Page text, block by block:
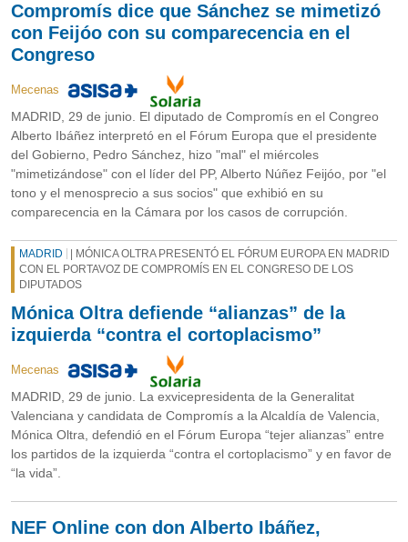
Compromís dice que Sánchez se mimetizó
con Feijóo con su comparecencia en el
Congreso
Mecenas
MADRID, 29 de junio. El diputado de Compromís en el Congreo
Alberto Ibáñez interpretó en el Fórum Europa que el presidente
del Gobierno, Pedro Sánchez, hizo "mal" el miércoles
"mimetizándose" con el líder del PP, Alberto Núñez Feijóo, por "el
tono y el menosprecio a sus socios" que exhibió en su
comparecencia en la Cámara por los casos de corrupción.
MADRID
| MÓNICA OLTRA PRESENTÓ EL FÓRUM EUROPA EN MADRID
CON EL PORTAVOZ DE COMPROMÍS EN EL CONGRESO DE LOS
DIPUTADOS
Mónica Oltra defiende “alianzas” de la
izquierda “contra el cortoplacismo”
Mecenas
MADRID, 29 de junio. La exvicepresidenta de la Generalitat
Valenciana y candidata de Compromís a la Alcaldía de Valencia,
Mónica Oltra, defendió en el Fórum Europa “tejer alianzas” entre
los partidos de la izquierda “contra el cortoplacismo” y en favor de
“la vida”.
NEF Online con don Alberto Ibáñez,